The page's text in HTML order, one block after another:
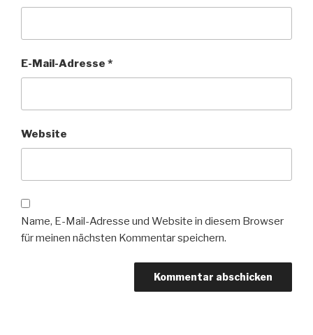
E-Mail-Adresse *
Website
Name, E-Mail-Adresse und Website in diesem Browser
für meinen nächsten Kommentar speichern.